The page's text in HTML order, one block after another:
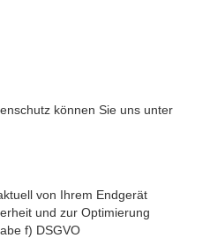
können Sie uns unter
von Ihrem Endgerät
und zur Optimierung
f) DSGVO